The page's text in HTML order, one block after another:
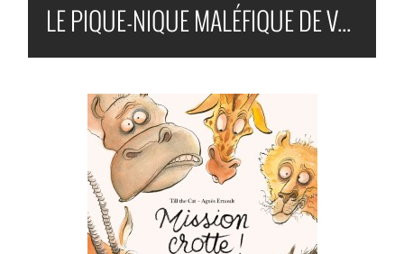
LE PIQUE-NIQUE MALÉFIQUE DE VARICE ET MORDICUS